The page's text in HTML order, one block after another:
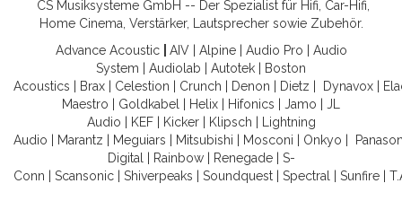
CS Musiksysteme GmbH -- Der Spezialist für Hifi, Car-Hifi,
Home Cinema, Verstärker, Lautsprecher sowie Zubehör.
Advance Acoustic
AIV| Alpine| Audio Pro
Audio
System
Audiolab Autotek
Boston
Acoustics
Brax Celestion Crunch Denon Dietz Dynavox
Maestro
Goldkabel Helix Hifonics Jamo
JL
Audio
KEF| Kicker| Klipsch
Lightning
Audio
Marantz Meguiars Mitsubishi Mosconi Onkyo
Digital| Rainbow| Renegade| S-
Conn
Scansonic Shiverpeaks Soundquest Spectral Sunfire